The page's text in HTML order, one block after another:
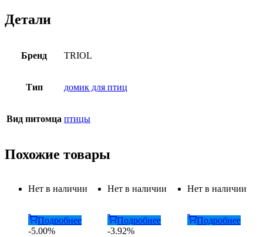
Детали
Бренд TRIOL
Тип домик для птиц
Вид питомца птицы
Похожие товары
Нет в наличии
Подробнее
-5.00%
Нет в наличии
Подробнее
-3.92%
Нет в наличии
Подробнее